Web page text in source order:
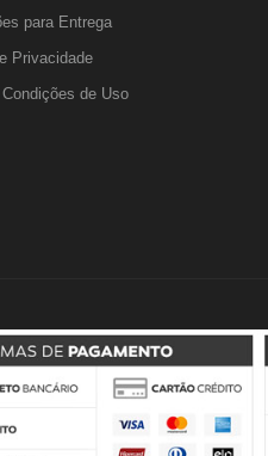
para Entrega
Privacidade
de Uso